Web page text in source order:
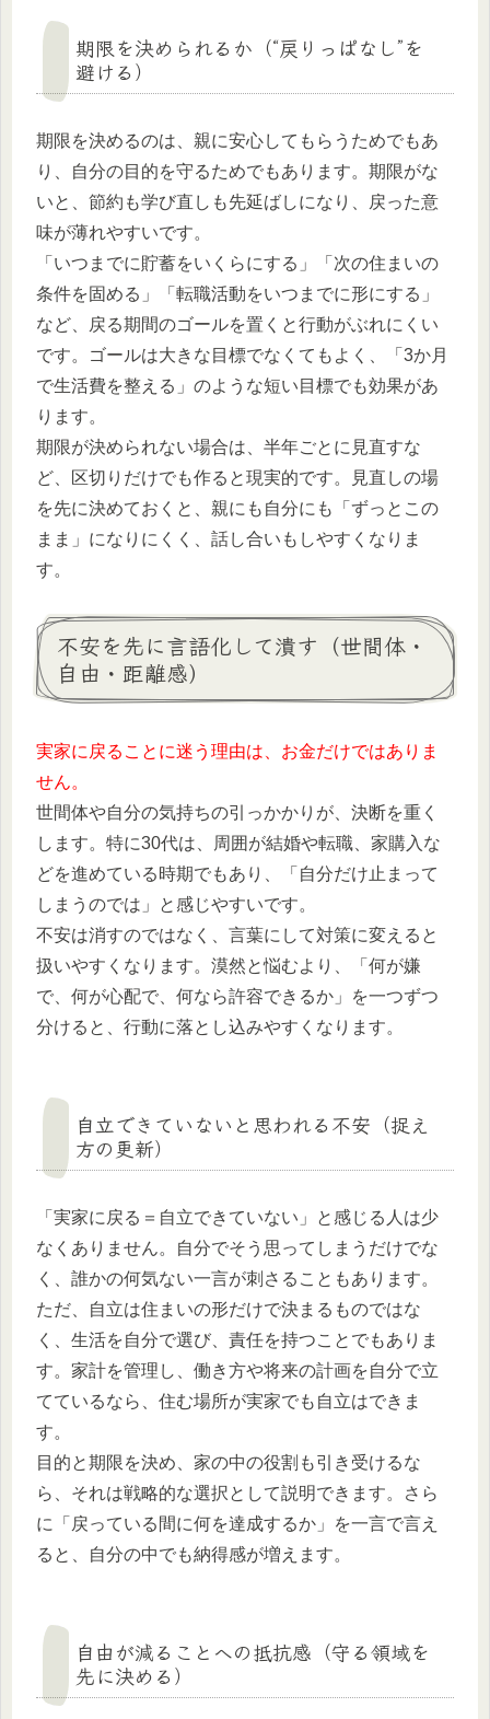
期限を決められるか（“戻りっぱなし”を
避ける）
期限を決めるのは、親に安心してもらうためでもあ
り、自分の目的を守るためでもあります。期限がな
いと、節約も学び直しも先延ばしになり、戻った意
味が薄れやすいです。
「いつまでに貯蓄をいくらにする」「次の住まいの
条件を固める」「転職活動をいつまでに形にする」
など、戻る期間のゴールを置くと行動がぶれにくい
です。ゴールは大きな目標でなくてもよく、「3か月
で生活費を整える」のような短い目標でも効果があ
ります。
期限が決められない場合は、半年ごとに見直すな
ど、区切りだけでも作ると現実的です。見直しの場
を先に決めておくと、親にも自分にも「ずっとこの
まま」になりにくく、話し合いもしやすくなりま
す。
不安を先に言語化して潰す（世間体・
自由・距離感）
実家に戻ることに迷う理由は、お金だけではありま
せん。
世間体や自分の気持ちの引っかかりが、決断を重く
します。特に30代は、周囲が結婚や転職、家購入な
どを進めている時期でもあり、「自分だけ止まって
しまうのでは」と感じやすいです。
不安は消すのではなく、言葉にして対策に変えると
扱いやすくなります。漠然と悩むより、「何が嫌
で、何が心配で、何なら許容できるか」を一つずつ
分けると、行動に落とし込みやすくなります。
自立できていないと思われる不安（捉え
方の更新）
「実家に戻る＝自立できていない」と感じる人は少
なくありません。自分でそう思ってしまうだけでな
く、誰かの何気ない一言が刺さることもあります。
ただ、自立は住まいの形だけで決まるものではな
く、生活を自分で選び、責任を持つことでもありま
す。家計を管理し、働き方や将来の計画を自分で立
てているなら、住む場所が実家でも自立はできま
す。
目的と期限を決め、家の中の役割も引き受けるな
ら、それは戦略的な選択として説明できます。さら
に「戻っている間に何を達成するか」を一言で言え
ると、自分の中でも納得感が増えます。
自由が減ることへの抵抗感（守る領域を
先に決める）